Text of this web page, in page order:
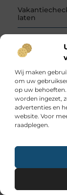
Wij maken
om uw
op uw
worden ingezet,
advertenties en
website. Voor
raadplegen.
laten
woningen in
Rijschool
Dorp Met
Auto's en
Banen
Beauty